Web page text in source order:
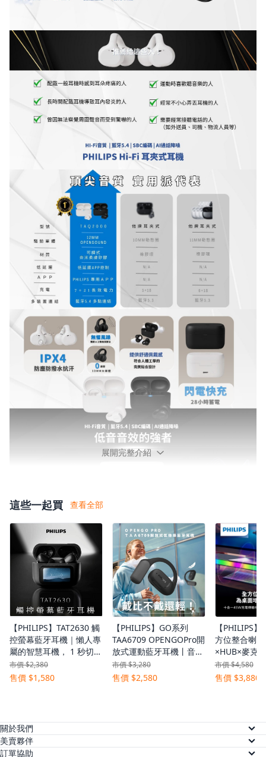
展開完整介紹
這些一起買 查看全部
【PHILIPS】TAT2630 觸
控螢幕藍牙耳機｜懶人專
屬的智慧耳機， 1 秒切，
一切更快！
市價 $2,380
售價 $1,580
【PHILIPS】GO系列
TAA6709 OPENGOPro開
放式運動藍牙耳機丨音霸
登場 制霸路上
市價 $3,280
售價 $2,580
【PHILIPS
方位整合喇
×HUB×麥克
的螢幕支架
市價 $4,580
售價 $3,880
關於我們
關於美賣
美賣夥伴
供應商註冊
訂單協助